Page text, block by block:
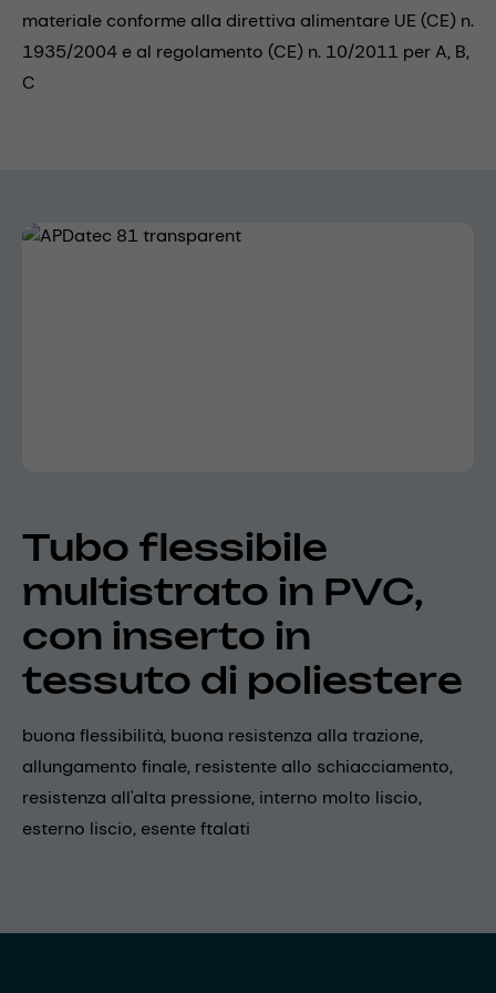
materiale conforme alla direttiva alimentare UE (CE) n.
1935/2004 e al regolamento (CE) n. 10/2011 per A, B,
C
Skip image gallery
Tubo flessibile
multistrato in PVC,
con inserto in
tessuto di poliestere
buona flessibilità, buona resistenza alla trazione,
allungamento finale, resistente allo schiacciamento,
resistenza all'alta pressione, interno molto liscio,
esterno liscio, esente ftalati